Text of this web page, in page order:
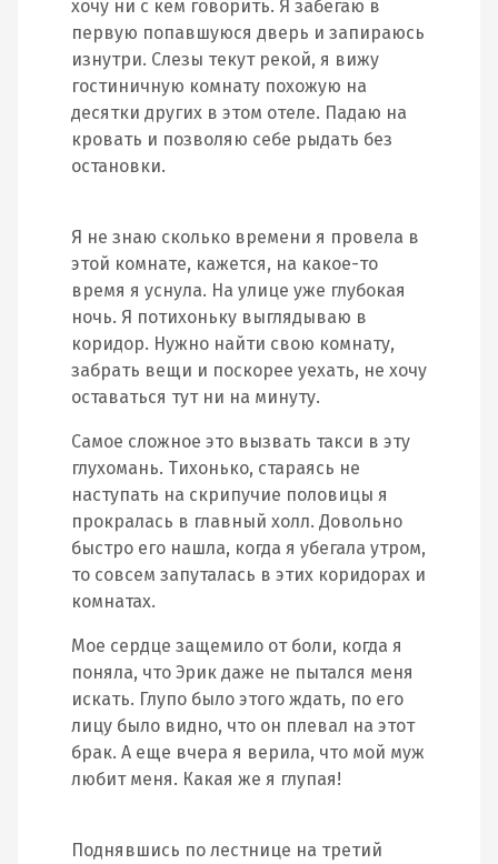
хочу ни с кем говорить. Я забегаю в
первую попавшуюся дверь и запираюсь
изнутри. Слезы текут рекой, я вижу
гостиничную комнату похожую на
десятки других в этом отеле. Падаю на
кровать и позволяю себе рыдать без
остановки.
Я не знаю сколько времени я провела в
этой комнате, кажется, на какое-то
время я уснула. На улице уже глубокая
ночь. Я потихоньку выглядываю в
коридор. Нужно найти свою комнату,
забрать вещи и поскорее уехать, не хочу
оставаться тут ни на минуту.
Самое сложное это вызвать такси в эту
глухомань. Тихонько, стараясь не
наступать на скрипучие половицы я
прокралась в главный холл. Довольно
быстро его нашла, когда я убегала утром,
то совсем запуталась в этих коридорах и
комнатах.
Мое сердце защемило от боли, когда я
поняла, что Эрик даже не пытался меня
искать. Глупо было этого ждать, по его
лицу было видно, что он плевал на этот
брак. А еще вчера я верила, что мой муж
любит меня. Какая же я глупая!
Поднявшись по лестнице на третий